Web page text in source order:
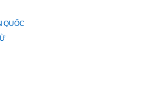
QUỐC